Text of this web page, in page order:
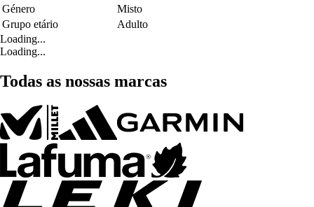
Género
Misto
Grupo etário
Adulto
Loading...
Loading...
Todas as nossas marcas